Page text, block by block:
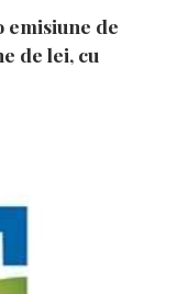
emisiune de
de lei, cu